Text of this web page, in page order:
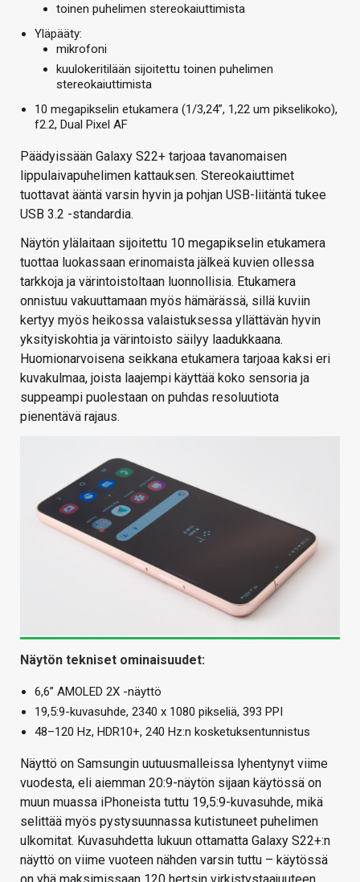
toinen puhelimen stereokaiuttimista
Yläpääty:
mikrofoni
kuulokeritilään sijoitettu toinen puhelimen
stereokaiuttimista
10 megapikselin etukamera (1/3,24”, 1,22 um pikselikoko),
f2.2, Dual Pixel AF
Päädyissään Galaxy S22+ tarjoaa tavanomaisen
lippulaivapuhelimen kattauksen. Stereokaiuttimet
tuottavat ääntä varsin hyvin ja pohjan USB-liitäntä tukee
USB 3.2 -standardia.
Näytön ylälaitaan sijoitettu 10 megapikselin etukamera
tuottaa luokassaan erinomaista jälkeä kuvien ollessa
tarkkoja ja värintoistoltaan luonnollisia. Etukamera
onnistuu vakuuttamaan myös hämärässä, sillä kuviin
kertyy myös heikossa valaistuksessa yllättävän hyvin
yksityiskohtia ja värintoisto säilyy laadukkaana.
Huomionarvoisena seikkana etukamera tarjoaa kaksi eri
kuvakulmaa, joista laajempi käyttää koko sensoria ja
suppeampi puolestaan on puhdas resoluutiota
pienentävä rajaus.
Näytön tekniset ominaisuudet:
6,6” AMOLED 2X -näyttö
19,5:9-kuvasuhde, 2340 x 1080 pikseliä, 393 PPI
48–120 Hz, HDR10+, 240 Hz:n kosketuksentunnistus
Näyttö on Samsungin uutuusmalleissa lyhentynyt viime
vuodesta, eli aiemman 20:9-näytön sijaan käytössä on
muun muassa iPhoneista tuttu 19,5:9-kuvasuhde, mikä
selittää myös pystysuunnassa kutistuneet puhelimen
ulkomitat. Kuvasuhdetta lukuun ottamatta Galaxy S22+:n
näyttö on viime vuoteen nähden varsin tuttu – käytössä